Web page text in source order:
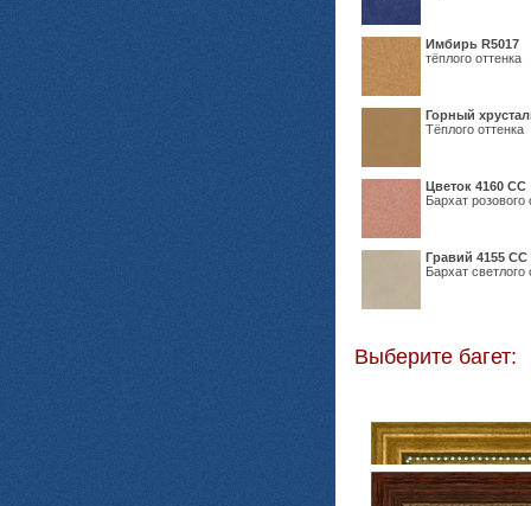
Имбирь R5017
тёплого оттенка
Горный
Тёплого оттенка
Цветок 4160 СС
Бархат розового
Гравий 4155 СС
Бархат светлого
Выберите багет: